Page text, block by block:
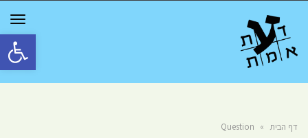
פתח
דף הבית »
Question